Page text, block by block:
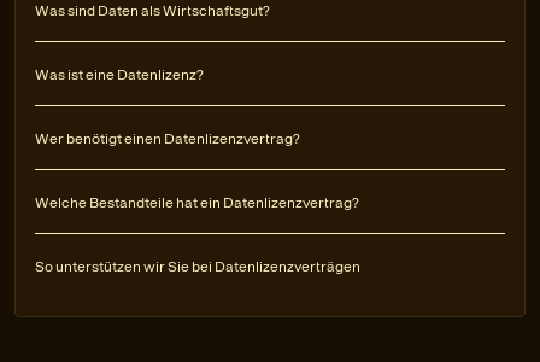
Was sind Daten als Wirtschaftsgut?
Was ist eine Datenlizenz?
Wer benötigt einen Datenlizenzvertrag?
Welche Bestandteile hat ein Datenlizenzvertrag?
So unterstützen wir Sie bei Datenlizenzverträgen